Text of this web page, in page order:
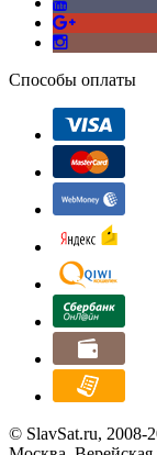
Способы оплаты
© SlavSat.ru, 2008-